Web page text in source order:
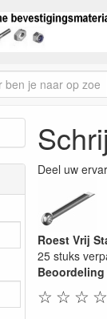
Deel uw
Roest Vrij
25 stuks
Beoordeling
☆
☆
☆
☆